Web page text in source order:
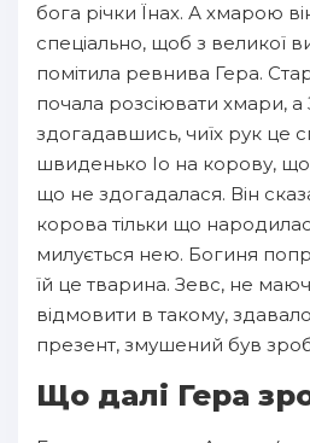
бога річки Їнах. А хмарою
спеціально, щоб з великої
помітила ревнива Гера.
почала розсіювати хмари, а
здогадавшись, чиїх рук це
швиденько Іо на корову,
що не здогадалася. Він
корова тільки що
милується нею. Богиня
їй це тварина. Зевс, не
відмовити в такому,
презент, змушений був
Що далі Гера